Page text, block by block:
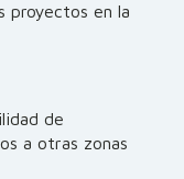
proyectos en la
de
a otras zonas